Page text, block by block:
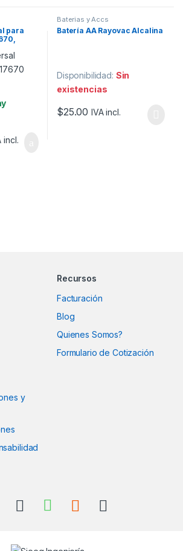
para
incl.
Baterias y Accs
Batería AA Rayovac Alcalina
Disponibilidad: Sin
existencias
$25.00 IVA incl.
Recursos
Facturación
Blog
Quienes Somos?
Formulario de Cotización
y